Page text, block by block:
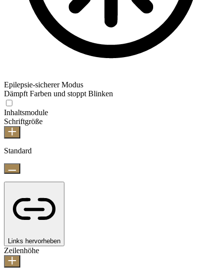
Epilepsie-sicherer Modus
Dämpft Farben und stoppt Blinken
Inhaltsmodule
Schriftgröße
Standard
Links hervorheben
Zeilenhöhe